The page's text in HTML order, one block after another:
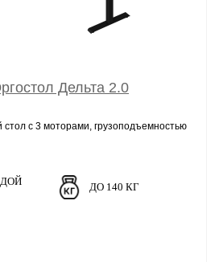
Дельта 2.0
стол с 3 моторами, грузоподъемностью
ДО 140 КГ